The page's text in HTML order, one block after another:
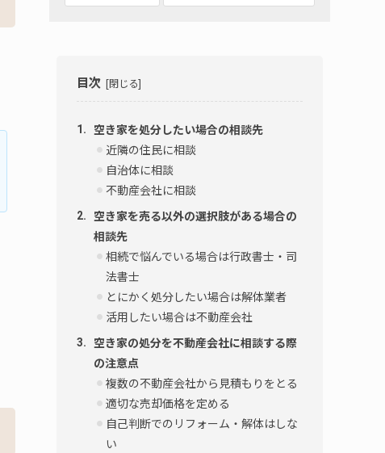
目次
空き家を処分したい場合の相談先
近隣の住民に相談
自治体に相談
不動産会社に相談
空き家を売る以外の選択肢がある場合の
相談先
相続で悩んでいる場合は行政書士・司
法書士
とにかく処分したい場合は解体業者
活用したい場合は不動産会社
空き家の処分を不動産会社に相談する際
の注意点
複数の不動産会社から見積もりをとる
適切な売却価格を定める
自己判断でのリフォーム・解体はしな
い